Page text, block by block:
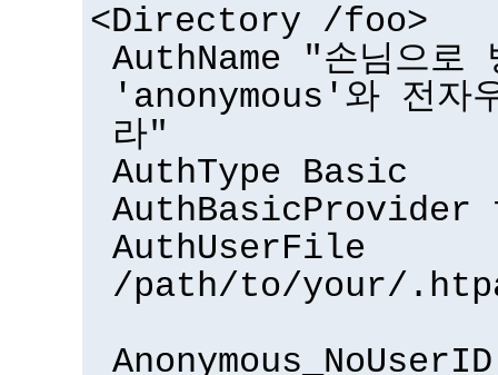
<Directory /foo>
AuthName "손님으로
'anonymous'와 전자
라"
AuthType Basic
AuthUserFile
/path/to/your/